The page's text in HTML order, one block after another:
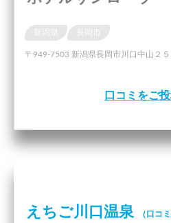
〒949-7503 新潟県長岡市川口中山２５
口コミをご
えちご川口温泉 （口コ